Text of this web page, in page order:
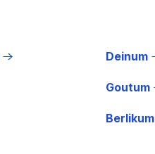
Deinum
Goutum
Berlikum